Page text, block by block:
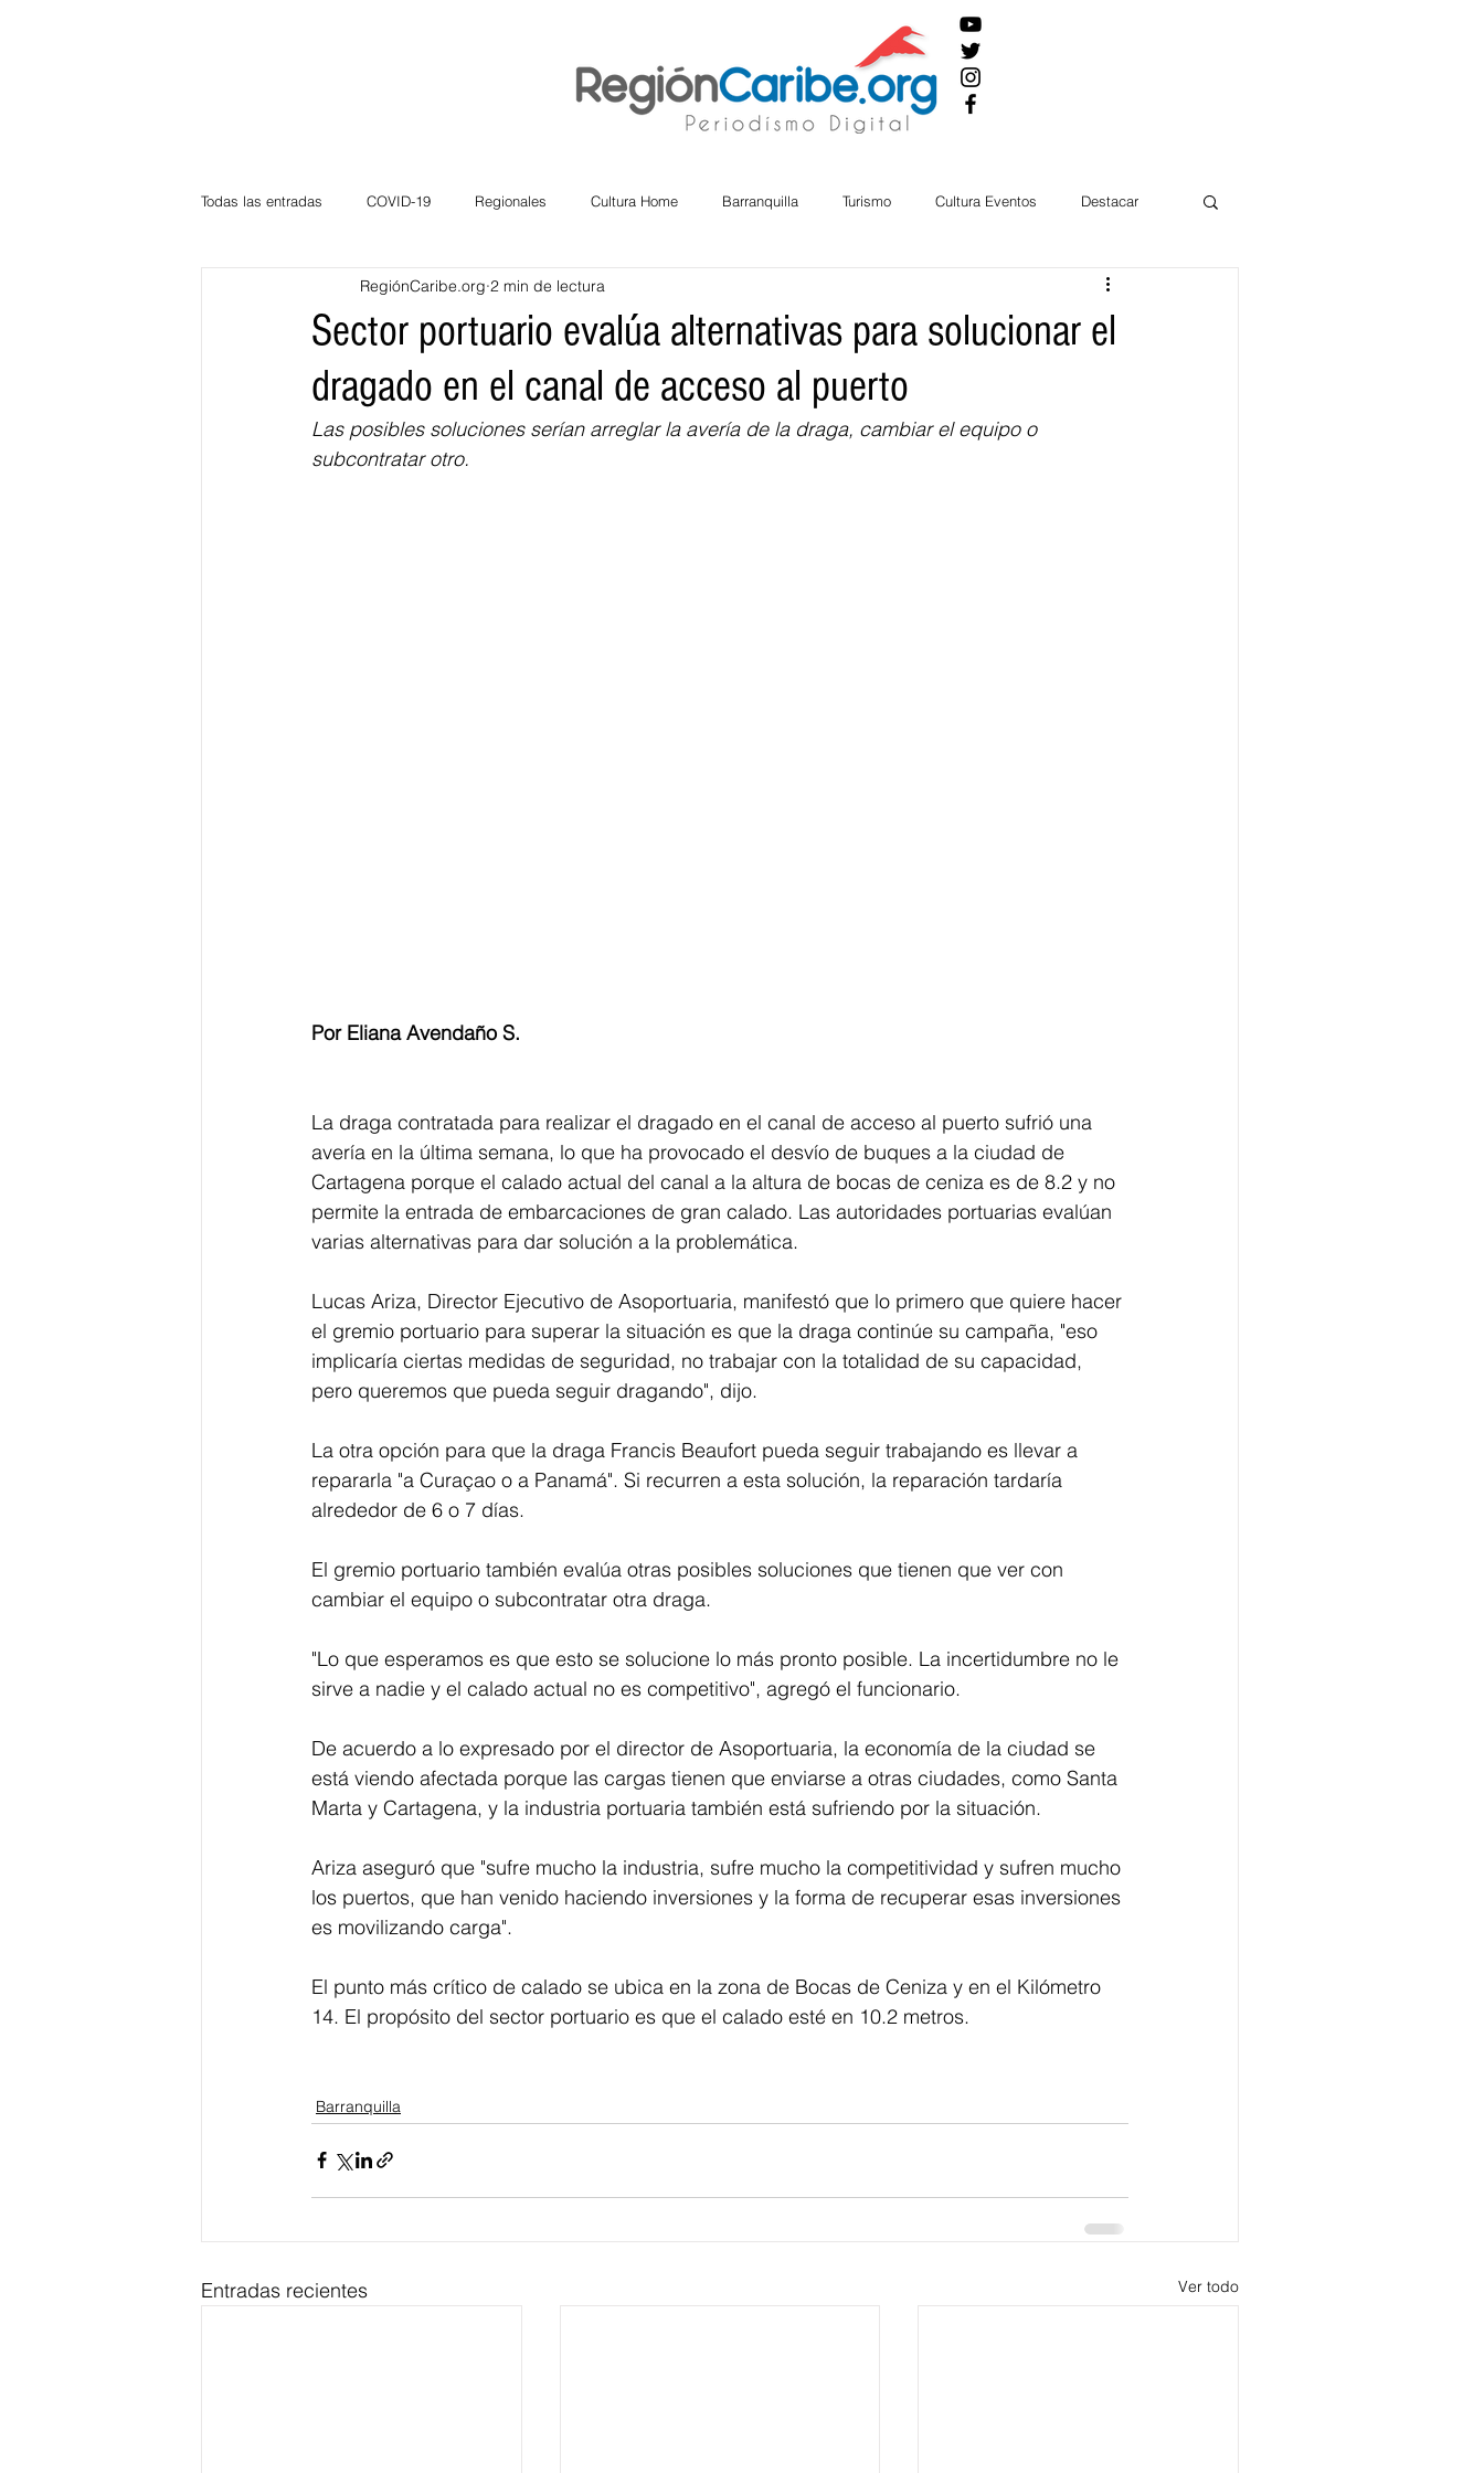
Todas las entradas COVID-19 Regionales Cultura Home Barranquilla Turismo Cultura Eventos Destacar
Atlántico La Guajira Cesar
Bloggeros Hermanos Mayores Economía RAP CARIBE Política
Educación BID
Sector portuario evalúa alternativas para solucionar el
dragado en el canal de acceso al puerto
RegiónCaribe.org 2 min de lectura
Las posibles soluciones serían arreglar la avería de la draga, cambiar el equipo o
subcontratar otro.
Por Eliana Avendaño S.
La draga contratada para realizar el dragado en el canal de acceso al puerto sufrió una
avería en la última semana, lo que ha provocado el desvío de buques a la ciudad de
Cartagena porque el calado actual del canal a la altura de bocas de ceniza es de 8.2 y no
permite la entrada de embarcaciones de gran calado. Las autoridades portuarias evalúan
varias alternativas para dar solución a la problemática.
Lucas Ariza, Director Ejecutivo de Asoportuaria, manifestó que lo primero que quiere hacer
el gremio portuario para superar la situación es que la draga continúe su campaña, "eso
implicaría ciertas medidas de seguridad, no trabajar con la totalidad de su capacidad,
pero queremos que pueda seguir dragando", dijo.
La otra opción para que la draga Francis Beaufort pueda seguir trabajando es llevar a
repararla "a Curaçao o a Panamá". Si recurren a esta solución, la reparación tardaría
alrededor de 6 o 7 días.
El gremio portuario también evalúa otras posibles soluciones que tienen que ver con
cambiar el equipo o subcontratar otra draga.
"Lo que esperamos es que esto se solucione lo más pronto posible. La incertidumbre no le
sirve a nadie y el calado actual no es competitivo", agregó el funcionario.
De acuerdo a lo expresado por el director de Asoportuaria, la economía de la ciudad se
está viendo afectada porque las cargas tienen que enviarse a otras ciudades, como Santa
Marta y Cartagena, y la industria portuaria también está sufriendo por la situación.
Ariza aseguró que "sufre mucho la industria, sufre mucho la competitividad y sufren mucho
los puertos, que han venido haciendo inversiones y la forma de recuperar esas inversiones
es movilizando carga".
El punto más crítico de calado se ubica en la zona de Bocas de Ceniza y en el Kilómetro
14. El propósito del sector portuario es que el calado esté en 10.2 metros.
Barranquilla
Entradas recientes Ver todo